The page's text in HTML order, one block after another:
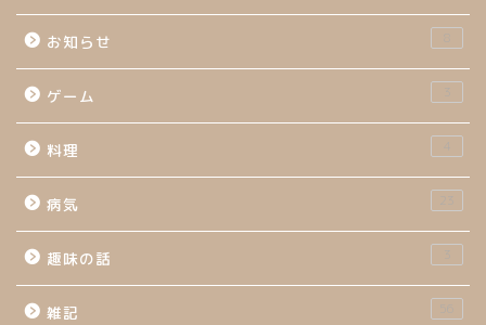
お知らせ
ゲーム
料理 4
病気 23
趣味の話
雑記